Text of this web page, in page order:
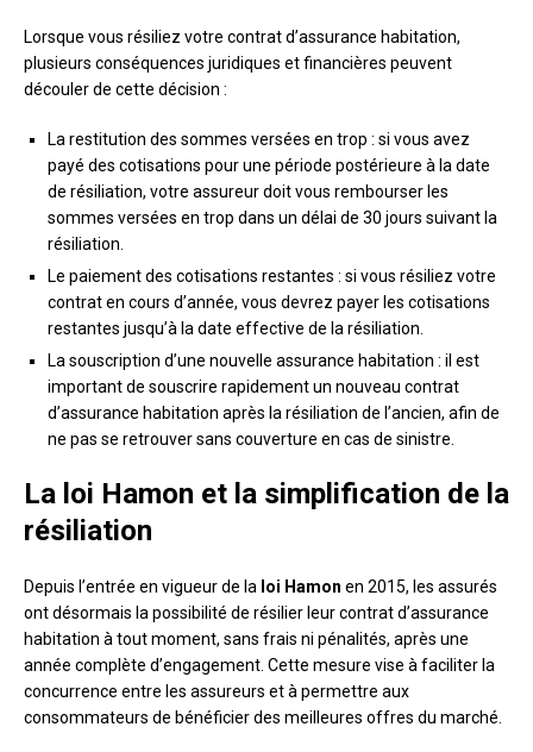
Lorsque vous résiliez votre contrat d’assurance habitation,
plusieurs conséquences juridiques et financières peuvent
découler de cette décision :
La restitution des sommes versées en trop : si vous avez
payé des cotisations pour une période postérieure à la date
de résiliation, votre assureur doit vous rembourser les
sommes versées en trop dans un délai de 30 jours suivant la
résiliation.
Le paiement des cotisations restantes : si vous résiliez votre
contrat en cours d’année, vous devrez payer les cotisations
restantes jusqu’à la date effective de la résiliation.
La souscription d’une nouvelle assurance habitation : il est
important de souscrire rapidement un nouveau contrat
d’assurance habitation après la résiliation de l’ancien, afin de
ne pas se retrouver sans couverture en cas de sinistre.
La loi Hamon et la simplification de la
résiliation
Depuis l’entrée en vigueur de la loi Hamon en 2015, les assurés
ont désormais la possibilité de résilier leur contrat d’assurance
habitation à tout moment, sans frais ni pénalités, après une
année complète d’engagement. Cette mesure vise à faciliter la
concurrence entre les assureurs et à permettre aux
consommateurs de bénéficier des meilleures offres du marché.